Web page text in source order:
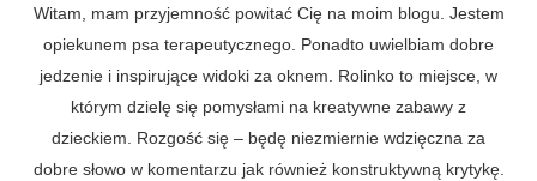
Witam, mam przyjemność powitać Cię na moim blogu. Jestem
opiekunem psa terapeutycznego. Ponadto uwielbiam dobre
jedzenie i inspirujące widoki za oknem. Rolinko to miejsce, w
którym dzielę się pomysłami na kreatywne zabawy z
dzieckiem. Rozgość się – będę niezmiernie wdzięczna za
dobre słowo w komentarzu jak również konstruktywną krytykę.